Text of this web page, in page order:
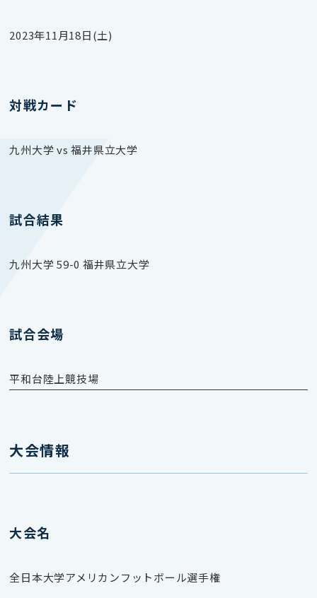
2023年11月18日(土)
対戦カード
九州大学 vs 福井県立大学
試合結果
九州大学 59-0 福井県立大学
試合会場
平和台陸上競技場
大会情報
大会名
全日本大学アメリカンフットボール選手権